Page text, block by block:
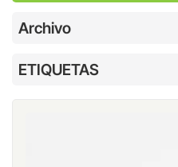
Archivo
ETIQUETAS